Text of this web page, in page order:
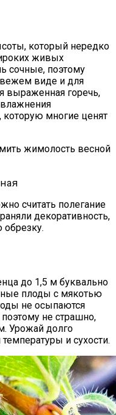
который нередко
живых
сочные, поэтому
виде и для
выраженная горечь,
которую многие ценят
жимолость весной
считать полегание
декоративность,
до 1,5 м буквально
плоды с мякотью
не осыпаются
не страшно,
Урожай долго
и сухости.